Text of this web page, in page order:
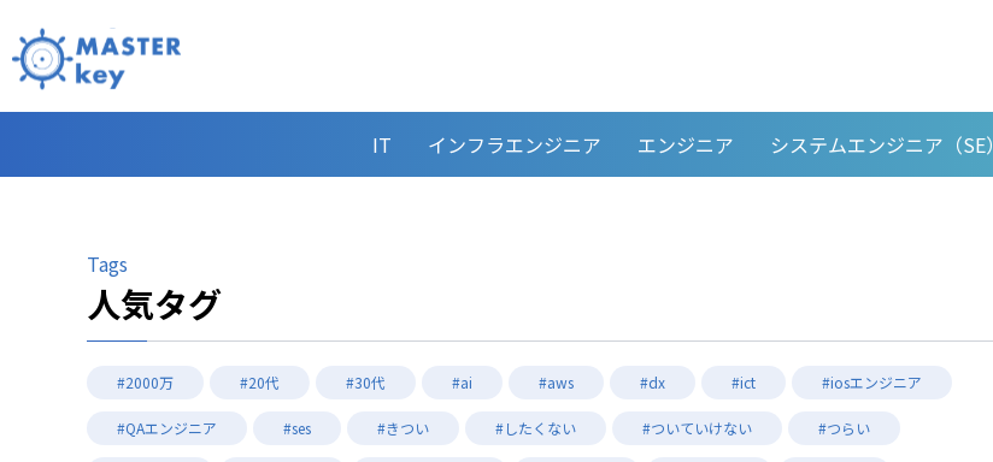
IT インフラエンジニア エンジニア システムエンジニア（SE）
Tags
人気タグ
#2000万 #20代 #30代 #ai #aws #dx #ict #iosエンジニア
#QAエンジニア #ses #きつい #したくない #ついていけない #つらい